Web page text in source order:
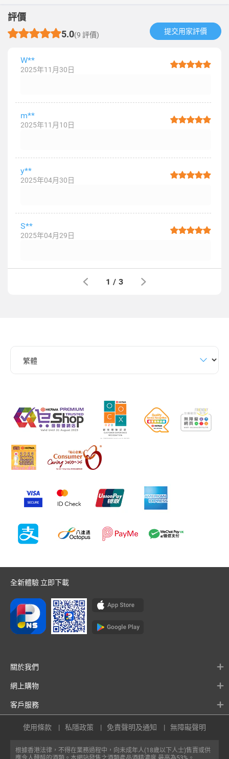
評價
5.0(9 評價) 提交用家評價​
W**
2025年11月30日
m**
2025年11月10日
y**
2025年04月30日
S**
2025年04月29日
1 / 3
全新體驗 立即下載
關於我們
網上購物
客戶服務
根據香港法律，不得在業務過程中，向未成年人(18歲以下人士)售賣或供
使用條款 私隱政策 免責聲明及通知 無障礙聲明